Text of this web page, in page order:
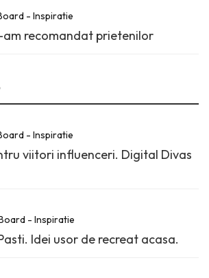
- Inspiratie
am recomandat prietenilor
- Inspiratie
viitori influenceri. Digital Divas
- Inspiratie
Idei usor de recreat acasa.